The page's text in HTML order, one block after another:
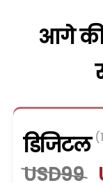
आगे की
डिजिटल
USD99